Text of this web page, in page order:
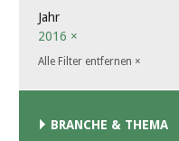
Jahr
2016 ×
Alle Filter entfernen ×
BRANCHE & THEMA